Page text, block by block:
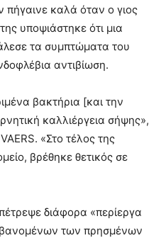
πήγαινε καλά όταν ο γιος
υποψιάστηκε ότι μια
τα συμπτώματα του
αντιβίωση.
βακτήρια [και την
καλλιέργεια σήψης»,
«Στο τέλος της
βρέθηκε θετικός σε
διάφορα «περίεργα
των πρησμένων